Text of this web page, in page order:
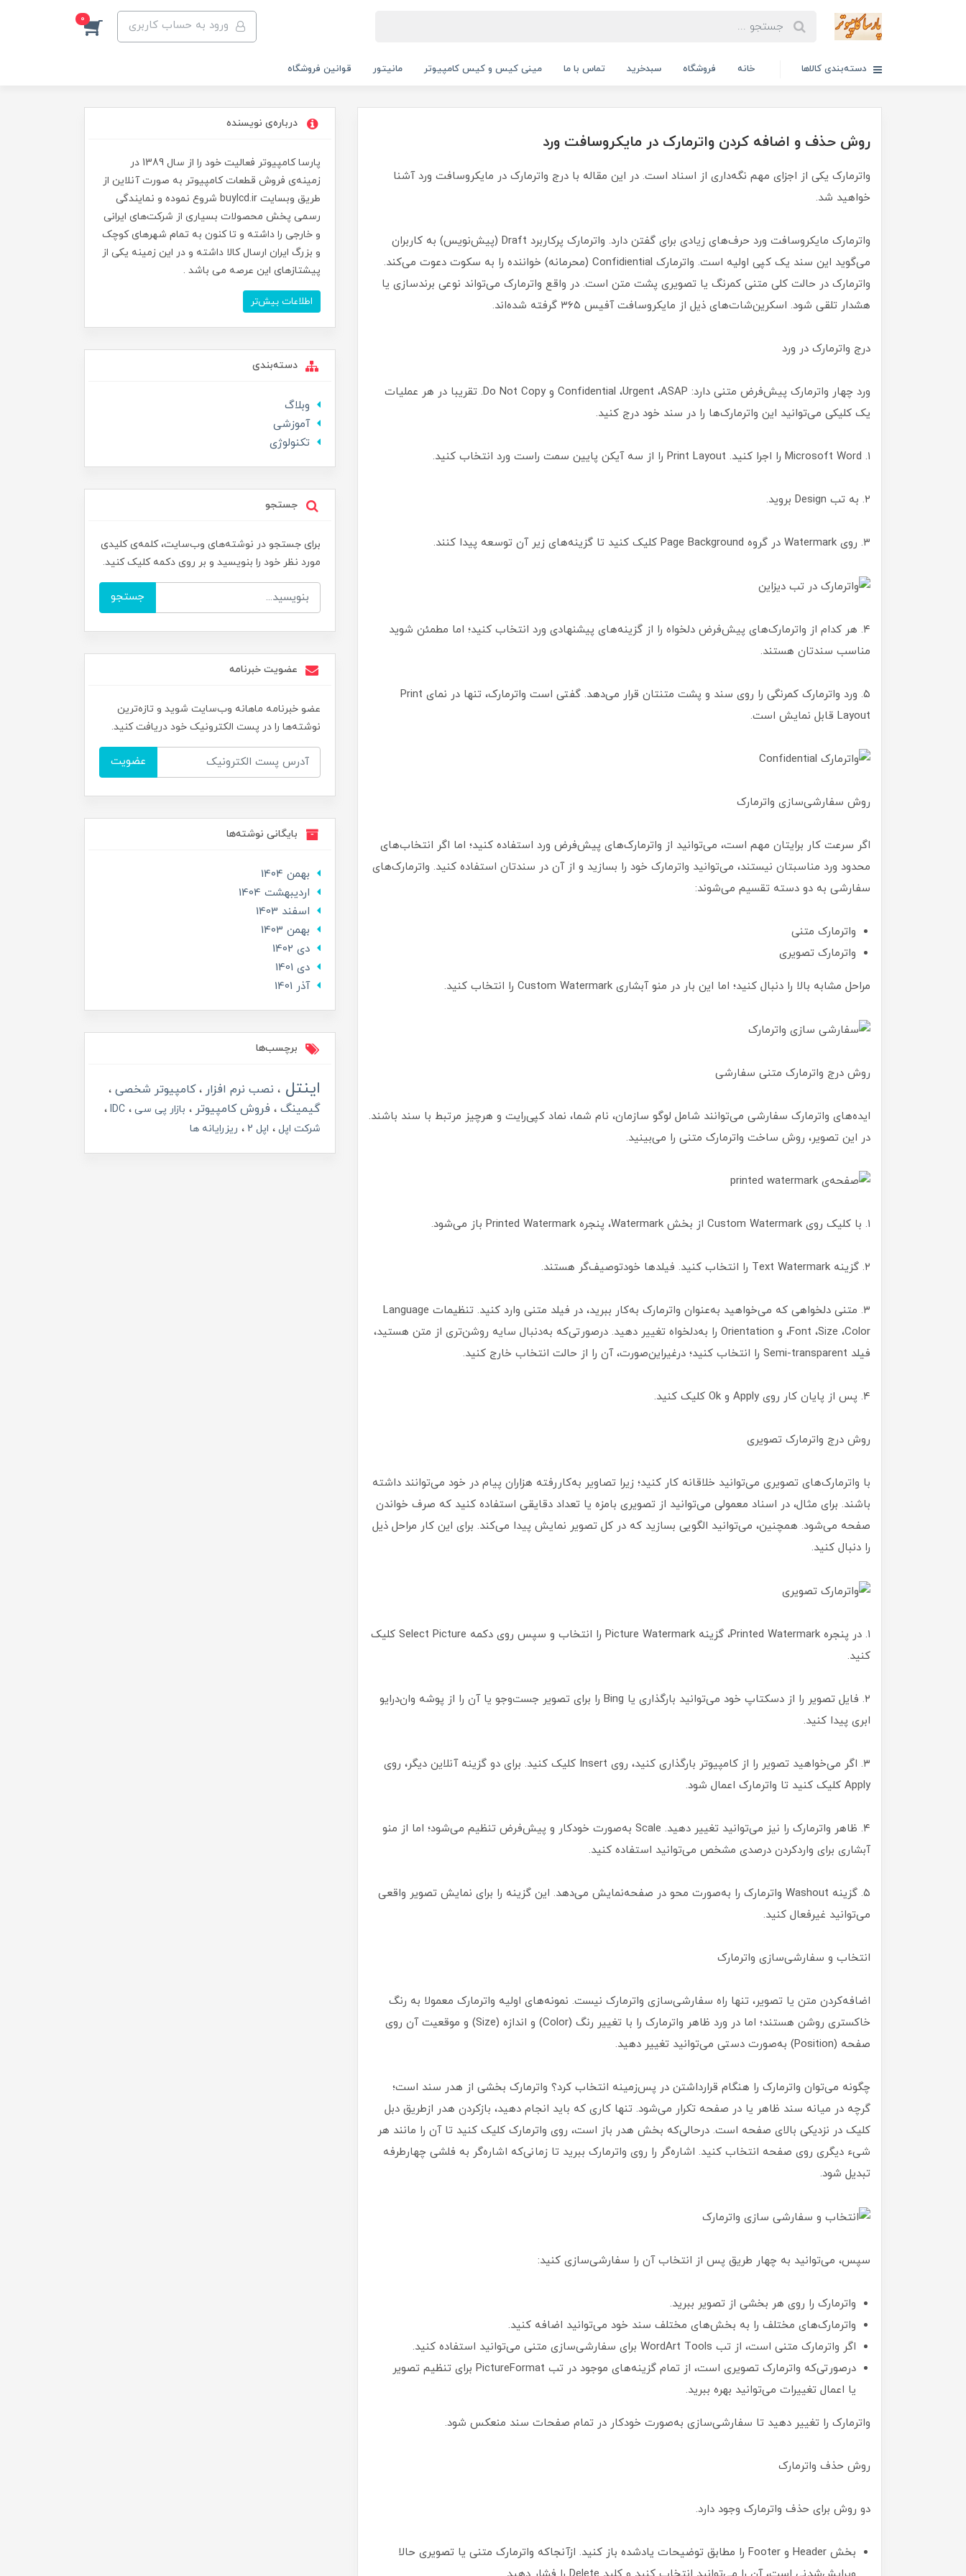
ورود به حساب کاربری 0
دسته‌بندی کالاها خانه فروشگاه سبدخرید تماس با ما مینی کیس و کیس کامپیوتر مانیتور قوانین فروشگاه
روش حذف و اضافه کردن واترمارک در مایکروسافت ورد
واترمارک یکی از اجزای مهم نگه‌داری از اسناد است. در این مقاله با درج واترمارک در مایکروسافت ورد آشنا
خواهید شد.
واترمارک مایکروسافت ورد حرف‌های زیادی برای گفتن دارد. واترمارک پرکاربرد Draft (پیش‌نویس) به کاربران
می‌گوید این سند یک کپی اولیه است. واترمارک Confidiential (محرمانه) خواننده را به سکوت دعوت می‌کند.
واترمارک در حالت کلی متنی کمرنگ یا تصویری پشت متن است. در واقع واترمارک می‌تواند نوعی برندسازی یا
هشدار تلقی شود. اسکرین‌شات‌های ذیل از مایکروسافت آفیس ۳۶۵ گرفته شده‌‌اند.
درج واترمارک در ورد
ورد چهار واترمارک پیش‌فرض متنی دارد: Confidential ،Urgent ،ASAP و Do Not Copy. تقریبا در هر عملیات
یک کلیکی می‌توانید این واترمارک‌ها را در سند خود درج کنید.
۱. Microsoft Word را اجرا کنید. Print Layout را از سه آیکن پایین سمت راست ورد انتخاب کنید.
۲. به تب Design بروید.
۳. روی Watermark در گروه Page Background کلیک کنید تا گزینه‌های زیر آن توسعه پیدا کنند.
۴. هر کدام از واترمارک‌های پیش‌فرض دلخواه را از گزینه‌های پیشنهادی ورد انتخاب کنید؛ اما مطمئن شوید
مناسب سندتان هستند.
۵. ورد واترمارک کمرنگی را روی سند و پشت متنتان قرار می‌دهد. گفتی است واترمارک، تنها در نمای Print
Layout قابل نمایش است.
روش سفارشی‌سازی واترمارک
اگر سرعت کار برایتان مهم‌ است، می‌توانید از واترمارک‌های پیش‌فرض ورد استفاده کنید؛ اما اگر انتخاب‌های
محدود ورد مناسبتان نیستند، می‌توانید واترمارک خود را بسازید و از آن در سندتان استفاده کنید. واترمارک‌های
سفارشی به دو دسته تقسیم می‌شوند:
واترمارک متنی
واترمارک تصویری
مراحل مشابه بالا را دنبال کنید؛ اما این بار در منو آبشاری Custom Watermark را انتخاب کنید.
روش درج واترمارک متنی سفارشی
ایده‌های واترمارک سفارشی می‌توانند شامل لوگو سازمان، نام شما، نماد کپی‌رایت و هرچیز مرتبط با سند باشند.
در این تصویر، روش ساخت واترمارک متنی را می‌بینید.
۱. با کلیک روی Custom Watermark از بخش Watermark، پنجره Printed Watermark باز می‌شود.
۲. گزینه Text Watermark را انتخاب کنید. فیلدها خودتوصیف‌گر هستند.
۳. متنی دلخواهی که می‌خواهید به‌عنوان واترمارک به‌کار ببرید، در فیلد متنی وارد کنید. تنظیمات Language
،‌Font ،‌Size ،‌Color و Orientation را به‌دلخواه تغییر دهید. در‌صورتی‌که به‌دنبال سایه‌‌ روشن‌تری از متن هستید،
فیلد Semi-transparent را انتخاب کنید؛ در‌غیر‌این‌صورت، آن را از حالت انتخاب خارج کنید.
۴. پس از پایان کار روی Apply و Ok کلیک کنید.
روش درج واترمارک تصویری
با واترمارک‌های تصویری می‌توانید خلاقانه کار کنید؛ زیرا تصاویر به‌کاررفته هزاران پیام در خود می‌توانند داشته
باشند. برای مثال، در اسناد معمولی می‌توانید از تصویری بامزه یا تعداد دقایقی استفاده کنید که صرف خواندن
صفحه می‌شود. همچنین، می‌توانید الگویی بسازید که در کل تصویر نمایش پیدا می‌کند. برای این کار مراحل ذیل
را دنبال کنید.
۱. در پنجره Printed Watermark، گزینه Picture Watermark را انتخاب و سپس روی دکمه Select Picture کلیک
کنید.
۲. فایل تصویر را از دسکتاپ خود می‌توانید بارگذاری یا Bing را برای تصویر جست‌وجو یا آن را از پوشه وان‌درایو
ابری پیدا کنید.
۳. اگر می‌خواهید تصویر را از کامپیوتر بارگذاری کنید، روی Insert کلیک کنید. برای دو گزینه آنلاین دیگر، روی
Apply کلیک کنید تا واترمارک اعمال شود.
۴. ظاهر واترمارک را نیز می‌توانید تغییر دهید. Scale به‌صورت خودکار و پیش‌فرض تنظیم می‌شود؛ اما از منو
آبشاری برای واردکردن درصدی مشخص می‌توانید استفاده کنید.
۵. گزینه Washout واترمارک را به‌صورت محو در صفحه‌نمایش می‌دهد. این گزینه را برای نمایش تصویر واقعی
می‌توانید غیرفعال کنید.
انتخاب و سفارشی‌سازی واترمارک
اضافه‌کردن متن یا تصویر، تنها راه سفارشی‌سازی واترمارک نیست. نمونه‌های اولیه واترمارک معمولا به رنگ
خاکستری روشن هستند؛ اما در ورد ظاهر واترمارک را با تغییر رنگ (Color) و اندازه (Size) و موقعیت آن روی
صفحه (Position) به‌صورت دستی می‌توانید تغییر دهید.
چگونه می‌توان واترمارک را هنگام قرارداشتن در پس‌زمینه انتخاب کرد؟ واترمارک بخشی از هدر سند است؛
گرچه در میانه سند ظاهر یا در صفحه تکرار می‌شود. تنها کاری که باید انجام دهید، بازکردن هدر ازطریق دبل
کلیک در نزدیکی بالای صفحه است. درحالی‌که بخش هدر باز است، روی واترمارک کلیک کنید تا آن را مانند هر
شیء دیگری روی صفحه انتخاب کنید. اشاره‌گر را روی واترمارک ببرید تا زمانی‌که اشاره‌گر به فلشی چهارطرفه
تبدیل شود.
سپس، می‌توانید به چهار طریق پس از انتخاب آن را سفارشی‌سازی کنید:
واتر‌مارک را روی هر بخشی از تصویر ببرید.
واترمارک‌های مختلف را به بخش‌های مختلف سند خود می‌توانید اضافه کنید.
اگر واترمارک متنی است، از تب WordArt Tools برای سفارشی‌سازی متنی می‌توانید استفاده کنید.
در‌صورتی‌که واترمارک تصویری است، از تمام گزینه‌های موجود در تب PictureFormat برای تنظیم تصویر
یا اعمال تغییرات می‌توانید بهره ببرید.
واترمارک را تغییر دهید تا سفارشی‌سازی به‌صورت خودکار در تمام صفحات سند منعکس شود.
روش حذف واترمارک
دو روش برای حذف واترمارک وجود دارد.
بخش Header و Footer را مطابق توضیحات یادشده باز کنید. ازآنجاکه واترمارک متنی یا تصویری حالا
درباره‌ی نویسنده
پارسا کامپیوتر فعالیت خود را از سال 1389 در
زمینه‌ی فروش قطعات کامپیوتر به صورت آنلاین از
طریق وبسایت buylcd.ir شروع نموده و نمایندگی
رسمی پخش محصولات بسیاری از شرکت‌های ایرانی
و خارجی را داشته و تا کنون به تمام شهرهای کوچک
و بزرگ ایران ارسال کالا داشته و در این زمینه یکی از
پیشتازهای این عرصه می باشد .
اطلاعات بیش‌تر
دسته‌بندی
وبلاگ
آموزشی
تکنولوژی
جستجو
برای جستجو در نوشته‌های وب‌سایت، کلمه‌ی کلیدی
مورد نظر خود را بنویسید و بر روی دکمه کلیک کنید.
جستجو
عضویت خبرنامه
عضو خبرنامه ماهانه وب‌سایت شوید و تازه‌ترین
نوشته‌ها را در پست الکترونیک خود دریافت کنید.
عضویت
بایگانی نوشته‌ها
بهمن 1404
ارديبهشت 1404
اسفند 1403
بهمن 1403
دی 1402
دی 1401
آذر 1401
برچسب‌ها
اینتل نصب نرم افزار
کامپیوتر شخصی
گیمینگ
فروش کامپیوتر بازار پی سی
IDC
شرکت اپل
اپل 2 ریزرایانه ها